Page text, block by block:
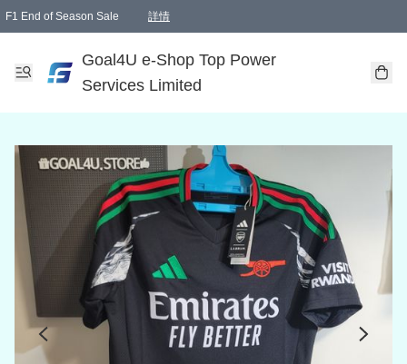
F1 End of Season Sale 詳情
Goal4U e-Shop Top Power
Services Limited